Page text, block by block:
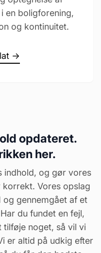
en boligforening,
og kontinuitet.
→
opdateret.
her.
indhold, og gør vores
Vores opslag
gennemgået af et
du fundet en fejl,
tilføje noget, så vil vi
er altid på udkig efter